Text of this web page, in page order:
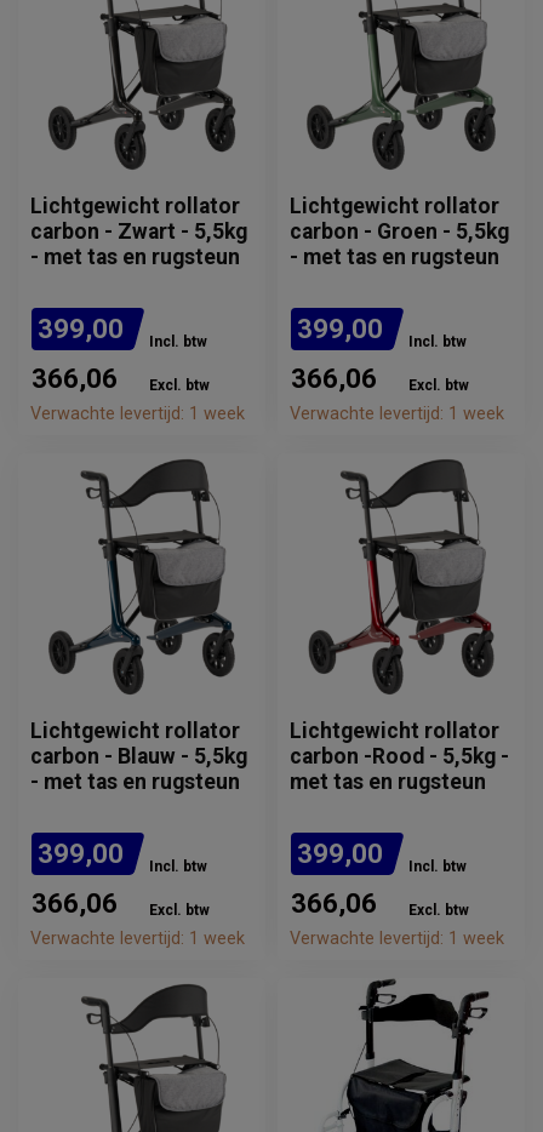
Lichtgewicht rollator
carbon - Zwart - 5,5kg
- met tas en rugsteun
399,00 Incl. btw
366,06 Excl. btw
Verwachte levertijd: 1 week
Lichtgewicht rollator
carbon - Groen - 5,5kg
- met tas en rugsteun
399,00 Incl. btw
366,06 Excl. btw
Verwachte levertijd: 1 week
Lichtgewicht rollator
carbon - Blauw - 5,5kg
- met tas en rugsteun
399,00 Incl. btw
366,06 Excl. btw
Verwachte levertijd: 1 week
Lichtgewicht rollator
carbon -Rood - 5,5kg -
met tas en rugsteun
399,00 Incl. btw
366,06 Excl. btw
Verwachte levertijd: 1 week